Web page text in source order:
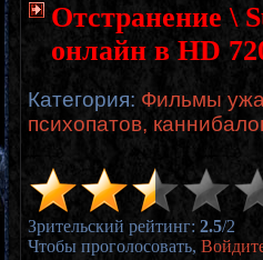
Отстранение \
онлайн в HD
Категория: Фильмы
психопатов,
Зрительский рейтинг: 2.5/2
Чтобы проголосовать,